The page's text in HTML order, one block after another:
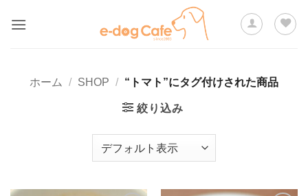
ホーム / SHOP / “トマト”にタグ付けされた商品
絞り込み